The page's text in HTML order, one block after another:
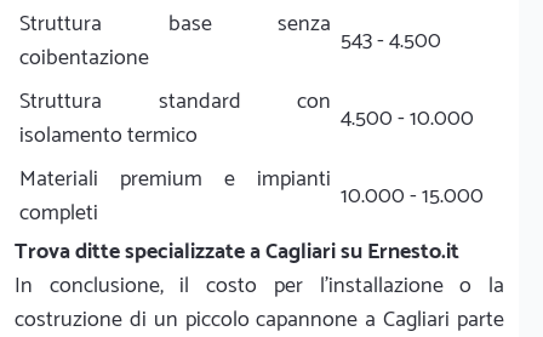
Struttura base senza
coibentazione
543 - 4.500
Struttura standard con
isolamento termico
4.500 - 10.000
Materiali premium e impianti
completi
10.000 - 15.000
Trova ditte specializzate a Cagliari su Ernesto.it
In conclusione, il costo per l'installazione o la
costruzione di un piccolo capannone a Cagliari parte